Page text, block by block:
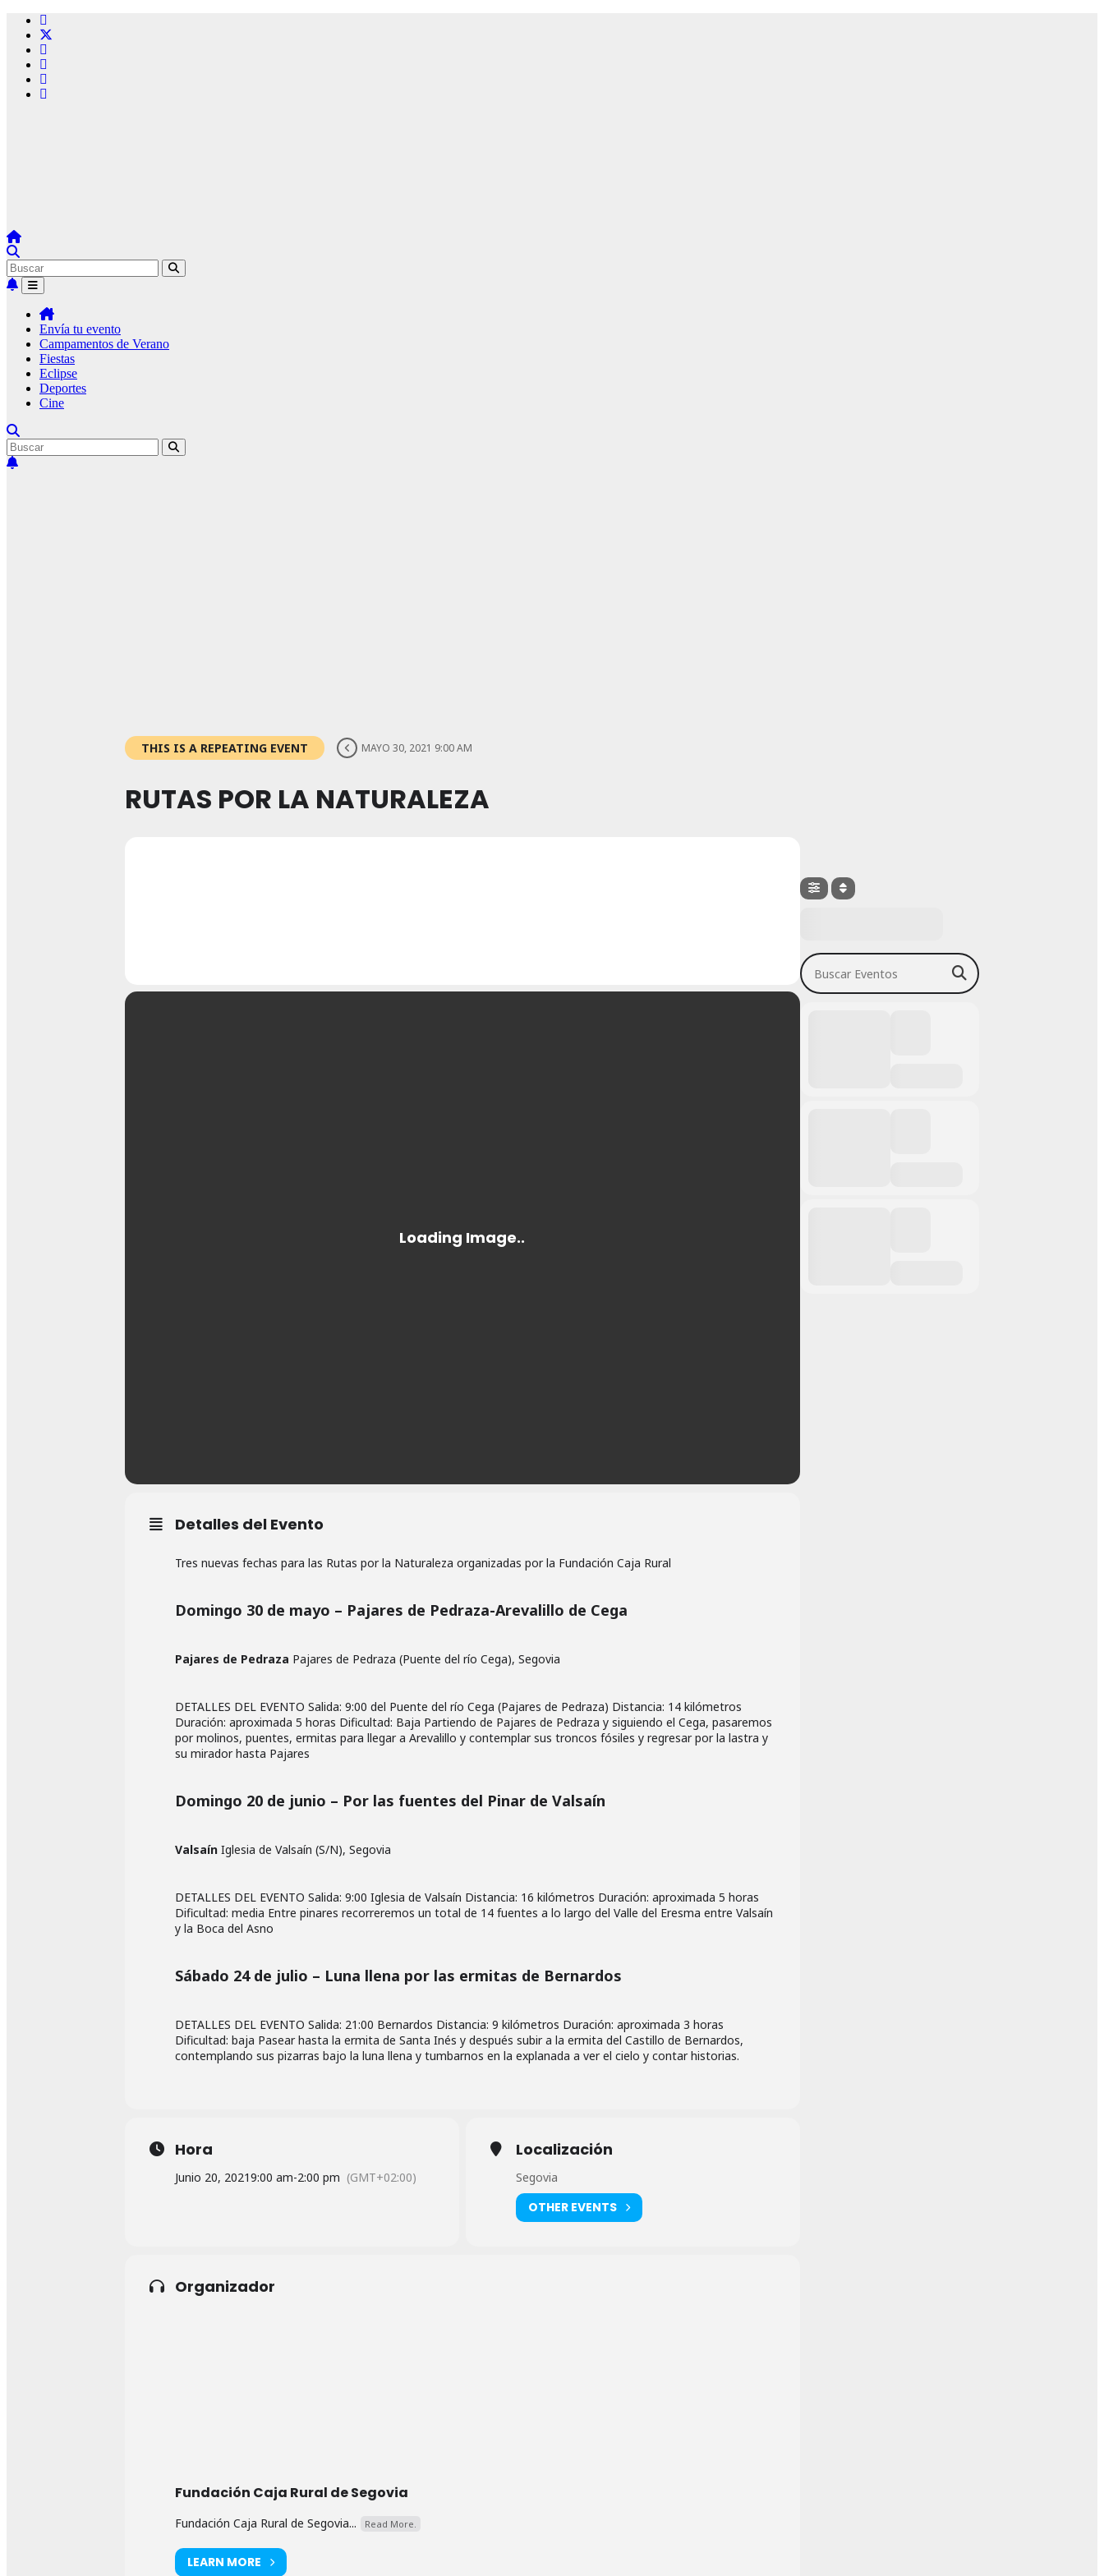
contenido
Envía tu evento
Campamentos de Verano
Fiestas
Eclipse
Deportes
Cine
THIS IS A REPEATING EVENT MAYO 30, 2021 9:00 AM
RUTAS POR LA NATURALEZA
Detalles del Evento
Tres nuevas fechas para las Rutas por la Naturaleza organizadas por la Fundación Caja Rural
Domingo 30 de mayo – Pajares de Pedraza-Arevalillo de Cega
Pajares de Pedraza Pajares de Pedraza (Puente del río Cega), Segovia
DETALLES DEL EVENTO Salida: 9:00 del Puente del río Cega (Pajares de Pedraza) Distancia: 14 kilómetros
Duración: aproximada 5 horas Dificultad: Baja Partiendo de Pajares de Pedraza y siguiendo el Cega, pasaremos
por molinos, puentes, ermitas para llegar a Arevalillo y contemplar sus troncos fósiles y regresar por la lastra y
su mirador hasta Pajares
Domingo 20 de junio – Por las fuentes del Pinar de Valsaín
Valsaín Iglesia de Valsaín (S/N), Segovia
DETALLES DEL EVENTO Salida: 9:00 Iglesia de Valsaín Distancia: 16 kilómetros Duración: aproximada 5 horas
Dificultad: media Entre pinares recorreremos un total de 14 fuentes a lo largo del Valle del Eresma entre Valsaín
y la Boca del Asno
Sábado 24 de julio – Luna llena por las ermitas de Bernardos
DETALLES DEL EVENTO Salida: 21:00 Bernardos Distancia: 9 kilómetros Duración: aproximada 3 horas
Dificultad: baja Pasear hasta la ermita de Santa Inés y después subir a la ermita del Castillo de Bernardos,
contemplando sus pizarras bajo la luna llena y tumbarnos en la explanada a ver el cielo y contar historias.
Hora
Junio 20, 20219:00 am-2:00 pm (GMT+02:00)
Localización
Segovia
OTHER EVENTS
Organizador
Fundación Caja Rural de Segovia
Fundación Caja Rural de Segovia... Read More.
LEARN MORE
Buscar Eventos